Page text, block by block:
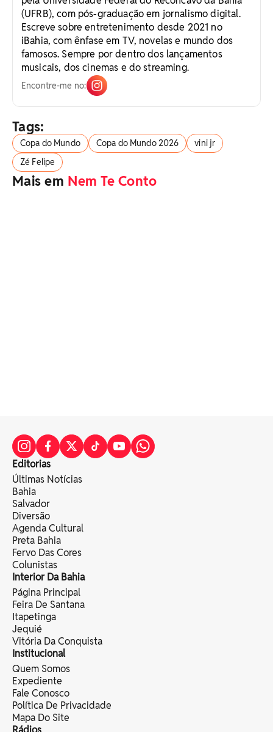
(UFRB), com pós-graduação em jornalismo digital.
Escreve sobre entretenimento desde 2021 no
iBahia, com ênfase em TV, novelas e mundo dos
famosos. Sempre por dentro dos lançamentos
musicais, dos cinemas e do streaming.
Encontre-me no:
Tags:
Copa do Mundo Copa do Mundo 2026
vini jr
Zé Felipe
Mais em Nem Te Conto
Editorias
Últimas Notícias
Bahia
Salvador
Diversão
Agenda Cultural
Preta Bahia
Fervo Das Cores
Colunistas
Interior Da Bahia
Página Principal
Feira De Santana
Itapetinga
Jequié
Vitória Da Conquista
Institucional
Quem Somos
Expediente
Fale Conosco
Política De Privacidade
Mapa Do Site